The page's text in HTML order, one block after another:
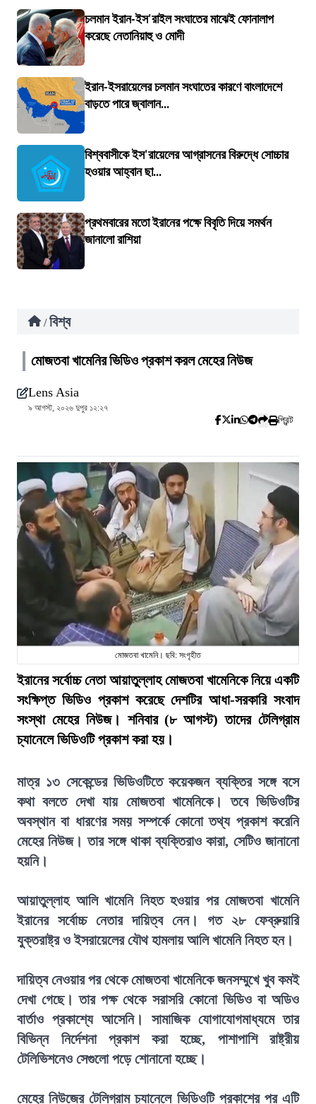
চলমান ইরান-ইস'রাইল সংঘাতের মাঝেই ফোনালাপ
করেছে নেতানিয়াহু ও মোদী
ইরান-ইসরায়েলের চলমান সংঘাতের কারণে বাংলাদেশে
বাড়তে পারে জ্বালান...
বিশ্ববাসীকে ইস'রায়েলের আগ্রাসনের বিরুদ্ধে সোচ্চার
হওয়ার আহ্বান ছা...
প্রথমবারের মতো ইরানের পক্ষে বিবৃতি দিয়ে সমর্থন
জানালো রাশিয়া
/ বিশ্ব
মোজতবা খামেনির ভিডিও প্রকাশ করল মেহের নিউজ
Lens Asia
৯ আগস্ট, ২০২৬ দুপুর ১২:২৭
প্রিন্ট
মোজতবা খামেনি। ছবি: সংগৃহীত
ইরানের সর্বোচ্চ নেতা আয়াতুল্লাহ মোজতবা খামেনিকে নিয়ে একটি
সংক্ষিপ্ত ভিডিও প্রকাশ করেছে দেশটির আধা-সরকারি সংবাদ
সংস্থা মেহের নিউজ। শনিবার (৮ আগস্ট) তাদের টেলিগ্রাম
চ্যানেলে ভিডিওটি প্রকাশ করা হয়।
মাত্র ১৩ সেকেন্ডের ভিডিওটিতে কয়েকজন ব্যক্তির সঙ্গে বসে
কথা বলতে দেখা যায় মোজতবা খামেনিকে। তবে ভিডিওটির
অবস্থান বা ধারণের সময় সম্পর্কে কোনো তথ্য প্রকাশ করেনি
মেহের নিউজ। তার সঙ্গে থাকা ব্যক্তিরাও কারা, সেটিও জানানো
হয়নি।
আয়াতুল্লাহ আলি খামেনি নিহত হওয়ার পর মোজতবা খামেনি
ইরানের সর্বোচ্চ নেতার দায়িত্ব নেন। গত ২৮ ফেব্রুয়ারি
যুক্তরাষ্ট্র ও ইসরায়েলের যৌথ হামলায় আলি খামেনি নিহত হন।
দায়িত্ব নেওয়ার পর থেকে মোজতবা খামেনিকে জনসম্মুখে খুব কমই
দেখা গেছে। তার পক্ষ থেকে সরাসরি কোনো ভিডিও বা অডিও
বার্তাও প্রকাশ্যে আসেনি। সামাজিক যোগাযোগমাধ্যমে তার
বিভিন্ন নির্দেশনা প্রকাশ করা হচ্ছে, পাশাপাশি রাষ্ট্রীয়
টেলিভিশনেও সেগুলো পড়ে শোনানো হচ্ছে।
মেহের নিউজের টেলিগ্রাম চ্যানেলে ভিডিওটি প্রকাশের পর এটি